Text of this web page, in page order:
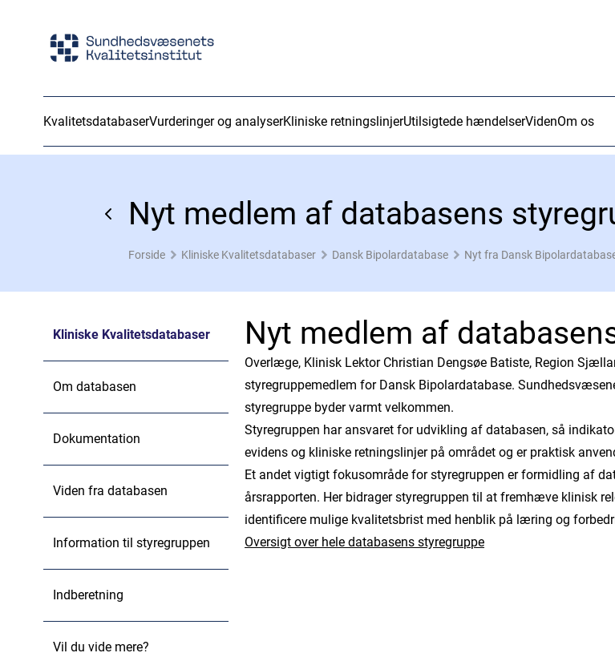
KvalitetsdatabaserVurderinger og analyserKliniske retningslinjerUtilsigtede hændelserVidenOm os
Nyt medlem af databasens
Forside Kliniske Kvalitetsdatabaser Dansk Bipolardatabase Nyt fra Dansk
Kliniske Kvalitetsdatabaser
Om databasen
Dokumentation
Viden fra databasen
Information til styregruppen
Indberetning
Vil du vide mere?
Nyt medlem af
Overlæge, Klinisk Lektor Christian Dengsøe Batiste, Region
styregruppemedlem for Dansk Bipolardatabase.
styregruppe byder varmt velkommen.
Styregruppen har ansvaret for udvikling af databasen, så
evidens og kliniske retningslinjer på området og er praktisk
Et andet vigtigt fokusområde for styregruppen er formidling af
årsrapporten. Her bidrager styregruppen til at fremhæve klinisk
identificere mulige kvalitetsbrist med henblik på læring og
Oversigt over hele databasens styregruppe